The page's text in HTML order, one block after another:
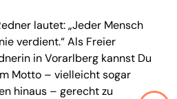
lautet: „Jeder Mensch
verdient.“ Als Freier
in Vorarlberg kannst Du
Motto – vielleicht sogar
hinaus – gerecht zu